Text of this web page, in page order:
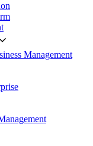
Management